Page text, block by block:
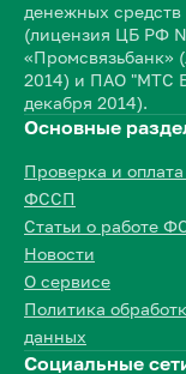
денежных
(лицензия ЦБ РФ
«Промсвязьбанк»
2014) и ПАО "МТС
декабря 2014).
Основные
Проверка и
ФССП
Статьи о работе
Новости
О сервисе
Политика
данных
Социальные